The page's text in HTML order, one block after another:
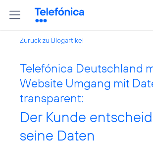
Zurück zu Blogartikel
Telefónica Deutschland
Website Umgang mit
transparent:
Der Kunde
seine Daten